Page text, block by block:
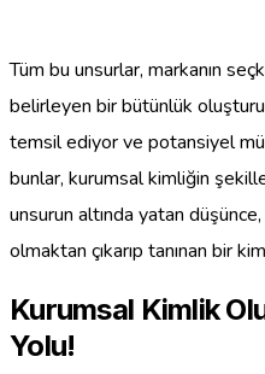
Tüm bu unsurlar, markanın
belirleyen bir bütünlük
temsil ediyor ve potansiyel
bunlar, kurumsal kimliğin
unsurun altında yatan
olmaktan çıkarıp tanınan bir
Kurumsal Kimlik
Yolu!